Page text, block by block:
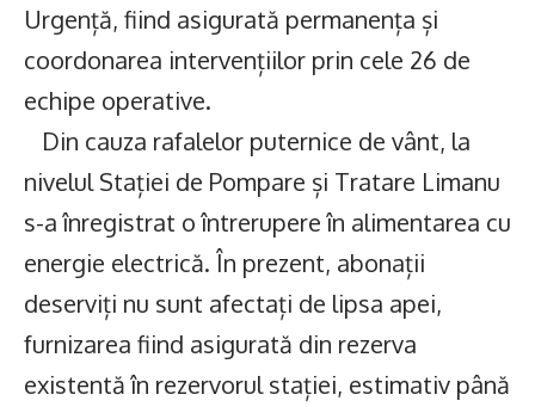
Urgență, fiind asigurată permanența și
coordonarea intervențiilor prin cele 26 de
echipe operative.
Din cauza rafalelor puternice de vânt, la
nivelul Stației de Pompare și Tratare Limanu
s-a înregistrat o întrerupere în alimentarea cu
energie electrică. În prezent, abonații
deserviți nu sunt afectați de lipsa apei,
furnizarea fiind asigurată din rezerva
existentă în rezervorul stației, estimativ până